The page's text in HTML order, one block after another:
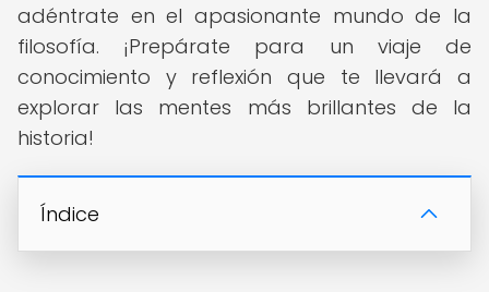
adéntrate en el apasionante mundo de la
filosofía. ¡Prepárate para un viaje de
conocimiento y reflexión que te llevará a
explorar las mentes más brillantes de la
historia!
Índice